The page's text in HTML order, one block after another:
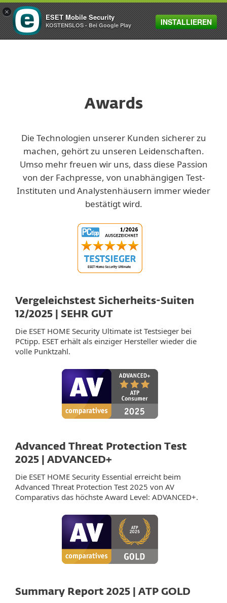
MENU
Awards
Die Technologien unserer Kunden sicherer zu
machen, gehört zu unseren Leidenschaften.
Umso mehr freuen wir uns, dass diese Passion
von der Fachpresse, von unabhängigen Test-
Instituten und Analystenhäusern immer wieder
bestätigt wird.
Vergeleichstest Sicherheits-Suiten
12/2025 | SEHR GUT
Die ESET HOME Security Ultimate ist Testsieger bei
PCtipp. ESET erhält als einziger Hersteller wieder die
volle Punktzahl.
Advanced Threat Protection Test
2025 | ADVANCED+
Die ESET HOME Security Essential erreicht beim
Advanced Threat Protection Test 2025 von AV
Comparativs das höchste Award Level: ADVANCED+.
Summary Report 2025 | ATP GOLD
×
ESET Mobile Security
KOSTENSLOS - Bei Google Play INSTALLIEREN